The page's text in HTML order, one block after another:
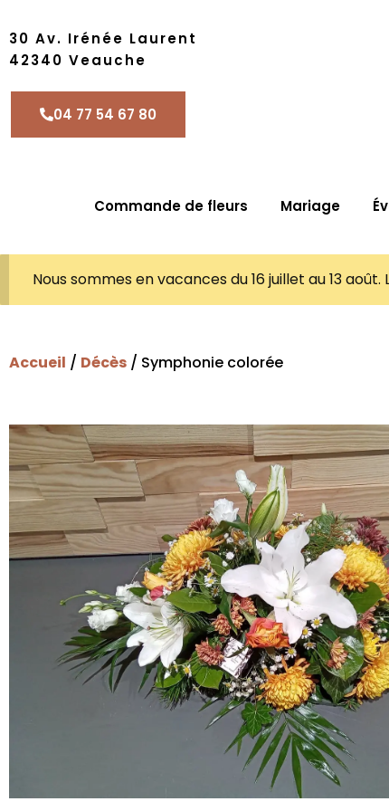
30 Av. Irénée Laurent
42340 Veauche
04 77 54 67 80
Commande de fleurs Mariage
Nous sommes en vacances du 16 juillet au 13
Accueil / Décès / Symphonie colorée